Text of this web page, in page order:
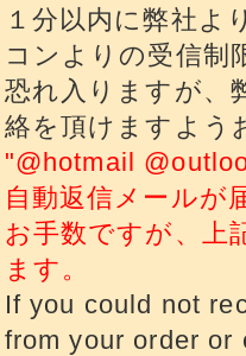
１分以内に弊社よ
コンよりの受信制
恐れ入りますが、
絡を頂けますよう
"@hotmail
自動返信メールが
お手数ですが、上
ます。
If you could not
from your order or